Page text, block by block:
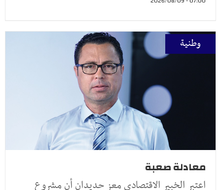
وطنية
معادلة صعبة
اعتبر الخبير الاقتصادي معز حديدان أن مشروع